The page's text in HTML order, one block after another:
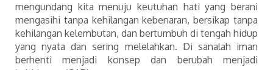
mengundang kita menuju keutuhan hati yang berani
mengasihi tanpa kehilangan kebenaran, bersikap tanpa
kehilangan kelembutan, dan bertumbuh di tengah hidup
yang nyata dan sering melelahkan. Di sanalah iman
berhenti menjadi konsep dan berubah menjadi